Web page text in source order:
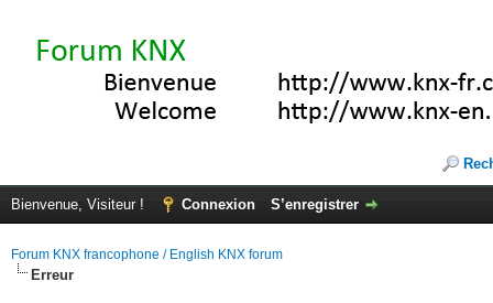
Bienvenue, Visiteur ! Connexion S’enregistrer
Forum KNX francophone / English KNX forum
Erreur